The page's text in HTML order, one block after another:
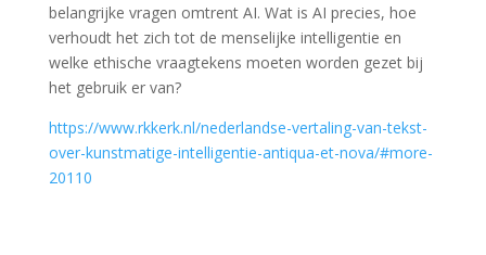
belangrijke vragen omtrent AI. Wat is AI precies, hoe
verhoudt het zich tot de menselijke intelligentie en
welke ethische vraagtekens moeten worden gezet bij
het gebruik er van?
https://www.rkkerk.nl/nederlandse-vertaling-van-tekst-
over-kunstmatige-intelligentie-antiqua-et-nova/#more-
20110